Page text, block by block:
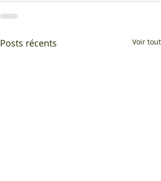
Posts récents Voir tout